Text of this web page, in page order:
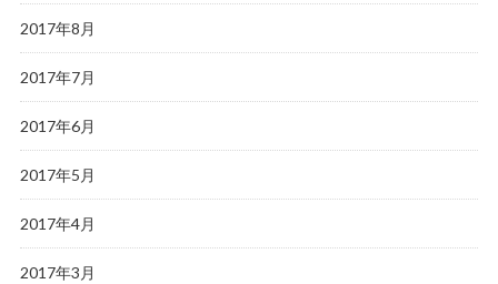
2017年8月
2017年7月
2017年6月
2017年5月
2017年4月
2017年3月